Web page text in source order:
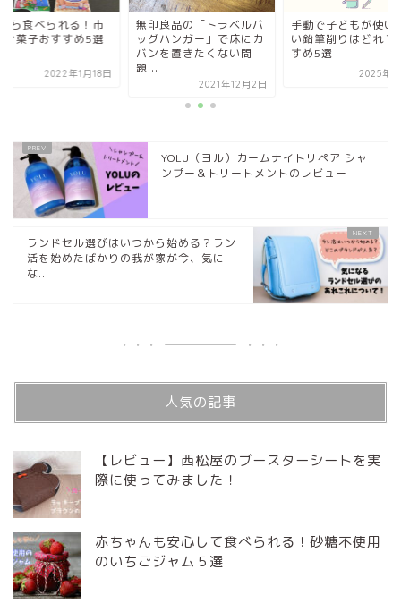
ら食べられる！市
お菓子おすすめ5選
2022年1月18日
無印良品の「トラベルバ
ッグハンガー」で床にカ
バンを置きたくない問
題...
2021年12月2日
手動で子どもが使い
い鉛筆削りはどれ？
すめ5選
2025年3
YOLU（ヨル）カームナイトリペア シャ
ンプー＆トリートメントのレビュー
ランドセル選びはいつから始める？ラン
活を始めたばかりの我が家が今、気に
な...
人気の記事
【レビュー】西松屋のブースターシートを実
際に使ってみました！
赤ちゃんも安心して食べられる！砂糖不使用
のいちごジャム５選